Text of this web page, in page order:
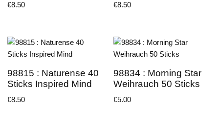
€8.50 €8.50
98815 : Naturense 40
Sticks Inspired Mind
€8.50
98834 : Morning Star
Weihrauch 50 Sticks
€5.00